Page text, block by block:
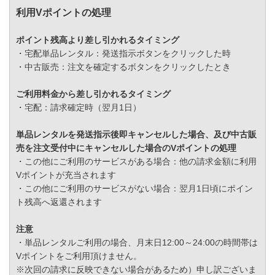
利用Vポイントの処理
ポイント残高より差し引かれるタイミング
・宅配単品レンタル：発送指示ボタンをクリックした時
・中古販売：注文を確定するボタンをクリックしたとき
ご利用料金から差し引かれるタイミング
・宅配：請求確定時（翌月1日）
単品レンタルを発送指示後即キャンセルした場合、及び中古販
売を注文受付中にキャンセルした場合のVポイントの処理
・この他にご利用のサービスがある場合：他の請求金額に利用
Vポイントが充当されます
・この他にご利用のサービスがない場合：翌月1日頃にポイン
ト残高へ返還されます
注意
・単品レンタルご利用の場合、月末日12:00～24:00の時間帯は
Vポイントをご利用頂けません。
※次回の請求に反映できない場合があるため）申し訳ございま